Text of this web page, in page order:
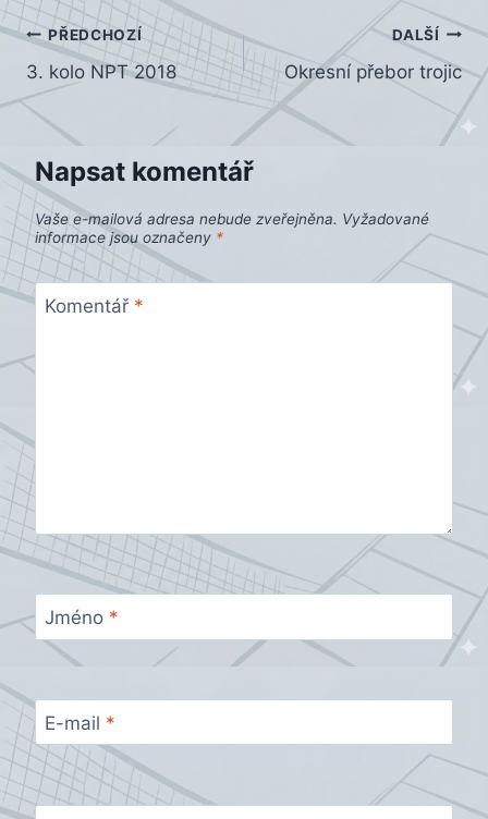
Navigace
pro
příspěvek
PŘEDCHOZÍ
3. kolo NPT 2018
DALŠÍ
Okresní přebor trojic
Napsat komentář
Vaše e-mailová adresa nebude zveřejněna. Vyžadované
informace jsou označeny *
Komentář *
Jméno *
E-mail *